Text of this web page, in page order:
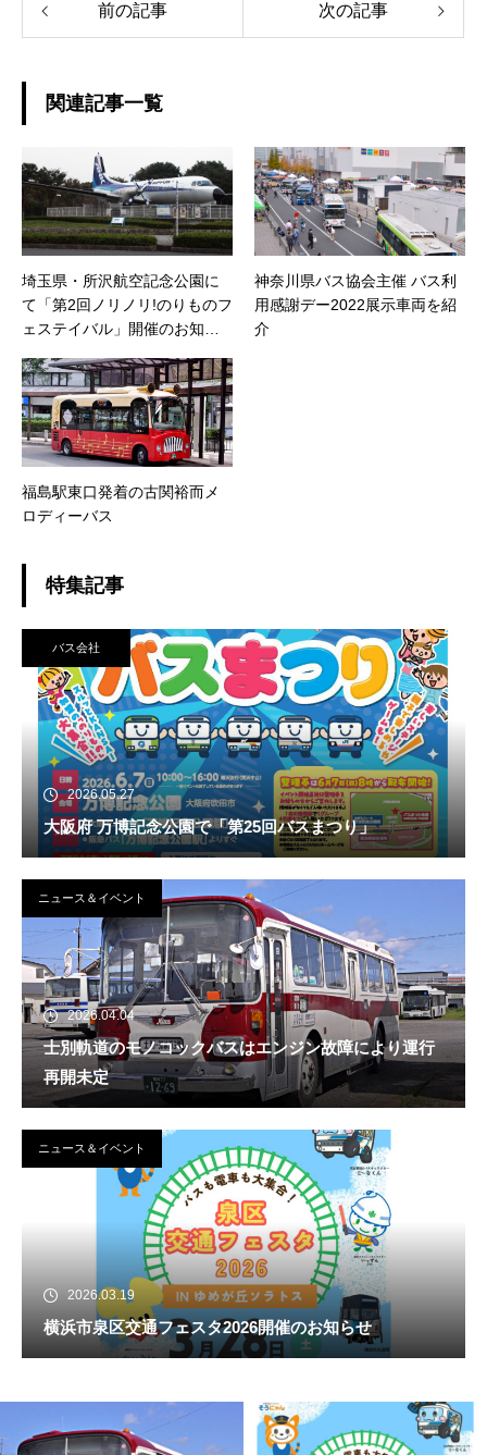
前の記事 次の記事
関連記事一覧
埼玉県・所沢航空記念公園に
て「第2回ノリノリ!のりものフ
ェステイバル」開催のお知ら
神奈川県バス協会主催 バス利
用感謝デー2022展示車両を紹
介
福島駅東口発着の古関裕而メ
ロディーバス
特集記事
バス会社
2026.05.27
大阪府 万博記念公園で「第25回バスまつり」
ニュース＆イベント
2026.04.04
士別軌道のモノコックバスはエンジン故障により運行
再開未定
ニュース＆イベント
2026.03.19
横浜市泉区交通フェスタ2026開催のお知らせ